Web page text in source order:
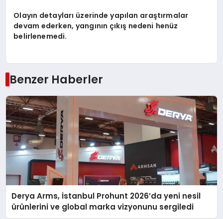
Olayın detayları üzerinde yapılan araştırmalar
devam ederken, yangının çıkış nedeni henüz
belirlenemedi.
Benzer Haberler
Derya Arms, İstanbul Prohunt 2026’da yeni nesil
ürünlerini ve global marka vizyonunu sergiledi